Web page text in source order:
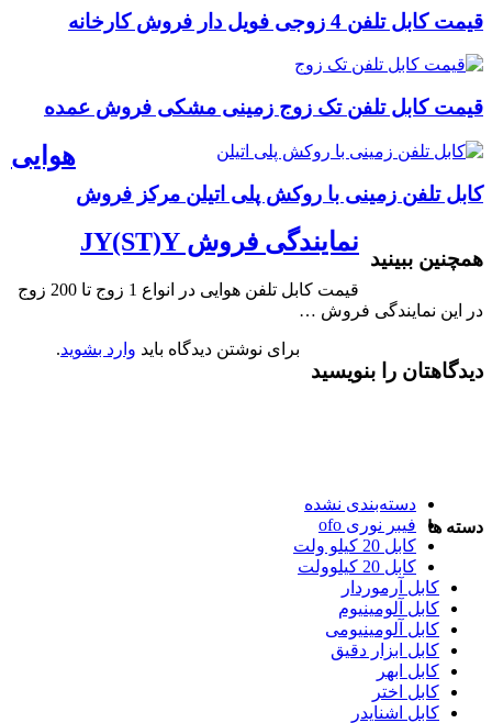
قیمت کابل تلفن 4 زوجی فویل دار فروش کارخانه
قیمت کابل تلفن تک زوج زمینی مشکی فروش عمده
کابل تلفن زمینی با روکش پلی اتیلن مرکز فروش
همچنین ببینید
هوایی
نمایندگی فروش JY(ST)Y
قیمت کابل تلفن هوایی در انواع 1 زوج تا 200 زوج
در این نمایندگی فروش …
دیدگاهتان را بنویسید
برای نوشتن دیدگاه باید وارد بشوید.
دسته ها
دسته‌بندی نشده
فیبر نوری ofo
کابل 20 کیلو ولت
کابل 20 کیلوولت
کابل آرموردار
کابل آلومینیوم
کابل آلومینیومی
کابل ابزار دقیق
کابل ابهر
کابل اختر
کابل اشنایدر